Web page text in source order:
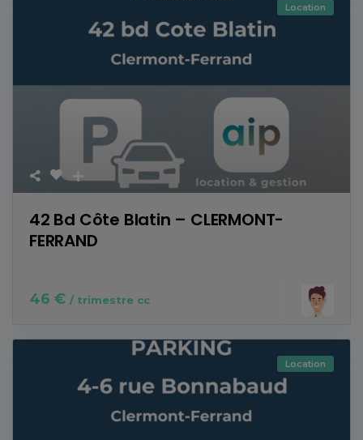
Location
42 Bd Côte Blatin – CLERMONT-
FERRAND
46 €/ trimestre cc
Location